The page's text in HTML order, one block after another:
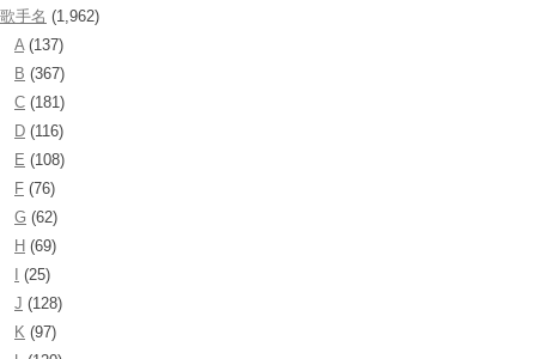
歌手名 (1,962)
A(137)
B (367)
C (181)
D (116)
E (108)
F (76)
G (62)
H (69)
(25)
J (128)
K (97)